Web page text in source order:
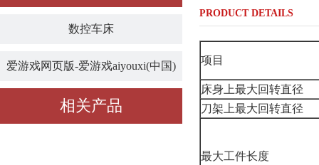
数控车床
爱游戏网页版-爱游戏aiyouxi(中国)
相关产品
PRODUCT DETAILS
项目
床身上最大回转直径
刀架上最大回转直径
最大工件长度